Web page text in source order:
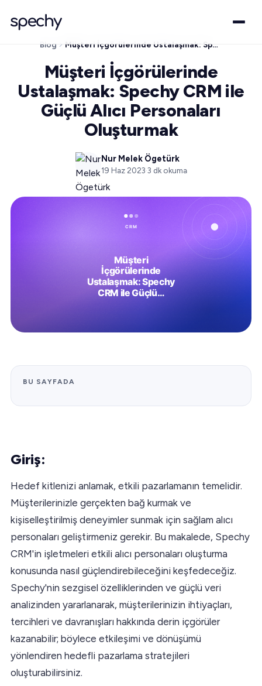
Blog Müşteri İçgörülerinde Ustalaşmak: Spechy CRM ile Güçlü Alıcı Personaları Oluşturmak
Müşteri İçgörülerinde
Ustalaşmak: Spechy CRM ile
Güçlü Alıcı Personaları
Oluşturmak
Nur Melek Ögetürk
19 Haz 2023·3 dk okuma
BU SAYFADA
Giriş:
Hedef kitlenizi anlamak, etkili pazarlamanın temelidir.
Müşterilerinizle gerçekten bağ kurmak ve
kişiselleştirilmiş deneyimler sunmak için sağlam alıcı
personaları geliştirmeniz gerekir. Bu makalede, Spechy
CRM'in işletmeleri etkili alıcı personaları oluşturma
konusunda nasıl güçlendirebileceğini keşfedeceğiz.
Spechy'nin sezgisel özelliklerinden ve güçlü veri
analizinden yararlanarak, müşterilerinizin ihtiyaçları,
tercihleri ve davranışları hakkında derin içgörüler
kazanabilir; böylece etkileşimi ve dönüşümü
yönlendiren hedefli pazarlama stratejileri
oluşturabilirsiniz.